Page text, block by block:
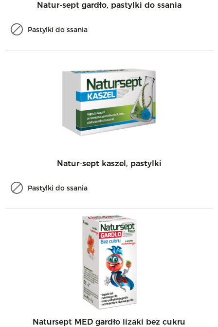
Natur-sept gardło, pastylki do ssania
Pastylki do ssania
Natur-sept kaszel, pastylki
Pastylki do ssania
Natursept MED gardło lizaki bez cukru